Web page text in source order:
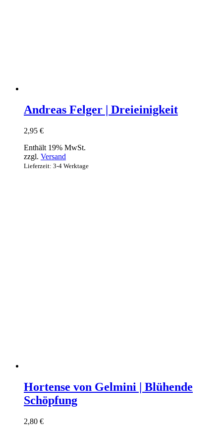
Andreas Felger | Dreieinigkeit
2,95 €
Enthält 19% MwSt.
zzgl. Versand
Lieferzeit: 3-4 Werktage
Hortense von Gelmini | Blühende
Schöpfung
2,80 €